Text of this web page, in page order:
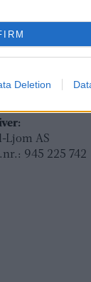
Deletion
40 65 90
Ljom AS
945 225 742